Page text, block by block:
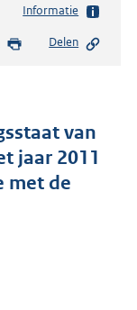
Informatie
Delen
van
jaar 2011
met de